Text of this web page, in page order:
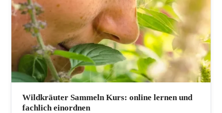
Wildkräuter Sammeln Kurs: online lernen und
fachlich einordnen